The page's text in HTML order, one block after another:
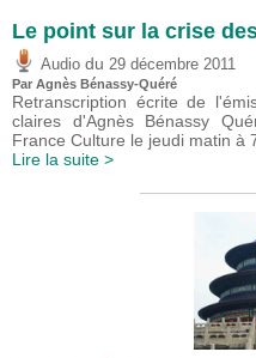
Le point sur la crise
Audio du 29 décembre 2011
Par Agnès Bénassy-Quéré
Retranscription écrite de
claires d'Agnès Bénassy
France Culture le jeudi matin à
Lire la suite >